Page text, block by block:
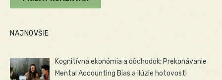
NAJNOVŠIE
Kognitívna ekonómia a dôchodok: Prekonávanie
Mental Accounting Bias a ilúzie hotovosti